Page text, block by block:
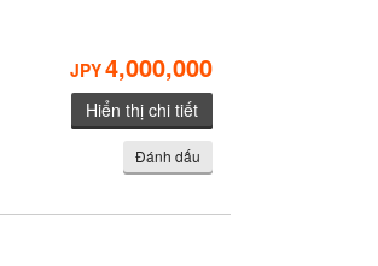
JPY4,000,000
Hiển thị chi tiết
Đánh dấu